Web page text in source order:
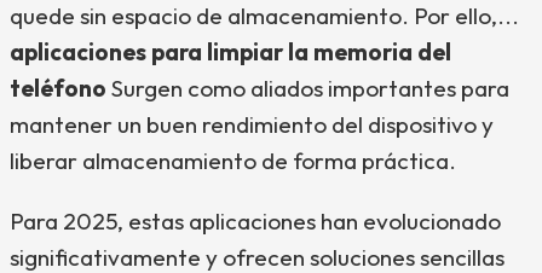
quede sin espacio de almacenamiento. Por ello,...
aplicaciones para limpiar la memoria del
teléfono Surgen como aliados importantes para
mantener un buen rendimiento del dispositivo y
liberar almacenamiento de forma práctica.
Para 2025, estas aplicaciones han evolucionado
significativamente y ofrecen soluciones sencillas